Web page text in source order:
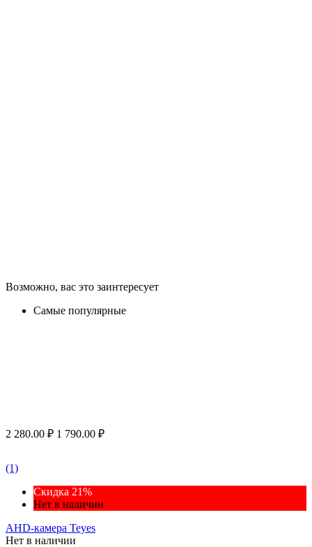
Возможно, вас это заинтересует
Самые популярные
2 280.00 ₽ 1 790.00 ₽
(1)
Скидка 21%
Нет в наличии
AHD-камера Teyes
Нет в наличии